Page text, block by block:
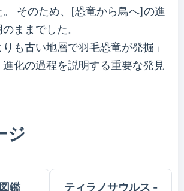
そのため、[恐竜から鳥へ]の進
ままでした。
も古い地層で羽毛恐竜が発掘」
化の過程を説明する重要な発見
ジ
鑑 ティラノサウルス -